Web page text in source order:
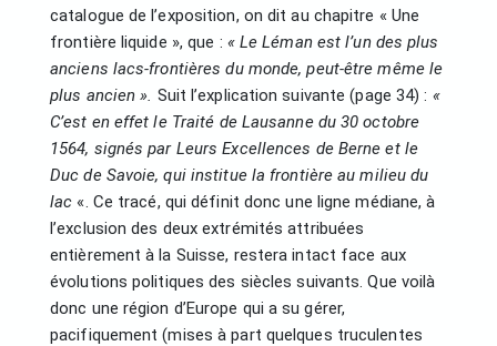
catalogue de l’exposition, on dit au chapitre « Une
frontière liquide », que : « Le Léman est l’un des plus
anciens lacs-frontières du monde, peut-être même le
plus ancien ». Suit l’explication suivante (page 34) : «
C’est en effet le Traité de Lausanne du 30 octobre
1564, signés par Leurs Excellences de Berne et le
Duc de Savoie, qui institue la frontière au milieu du
lac «. Ce tracé, qui définit donc une ligne médiane, à
l’exclusion des deux extrémités attribuées
entièrement à la Suisse, restera intact face aux
évolutions politiques des siècles suivants. Que voilà
donc une région d’Europe qui a su gérer,
pacifiquement (mises à part quelques truculentes